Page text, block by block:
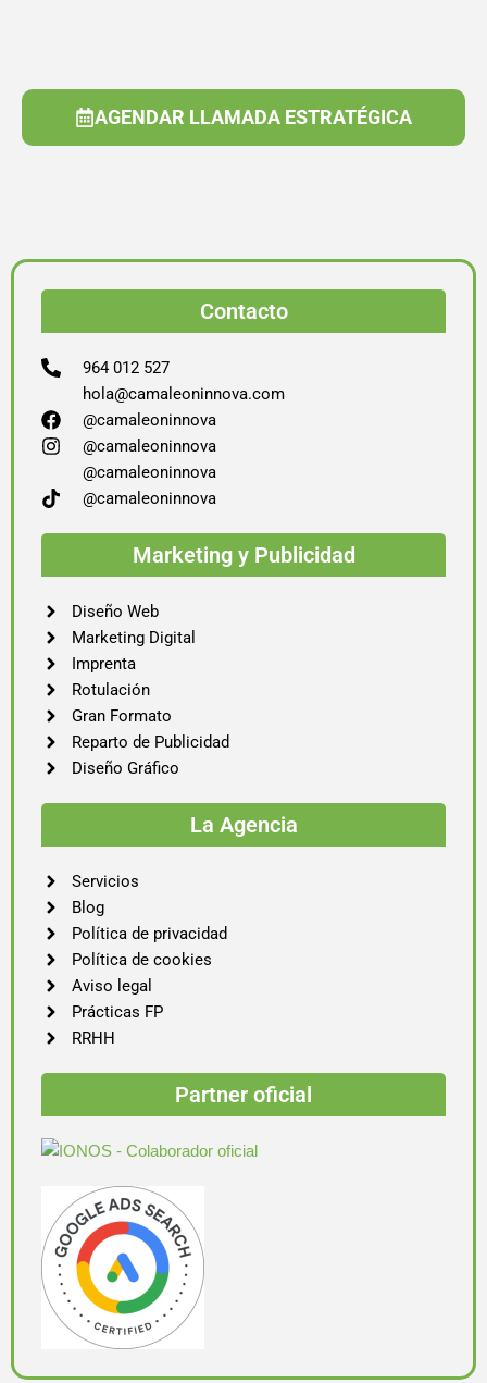
AGENDAR LLAMADA ESTRATÉGICA
Contacto
964 012 527
hola@camaleoninnova.com
@camaleoninnova
@camaleoninnova
@camaleoninnova
@camaleoninnova
Marketing y Publicidad
Diseño Web
Marketing Digital
Imprenta
Rotulación
Gran Formato
Reparto de Publicidad
Diseño Gráfico
La Agencia
Servicios
Blog
Política de privacidad
Política de cookies
Aviso legal
Prácticas FP
RRHH
Partner oficial